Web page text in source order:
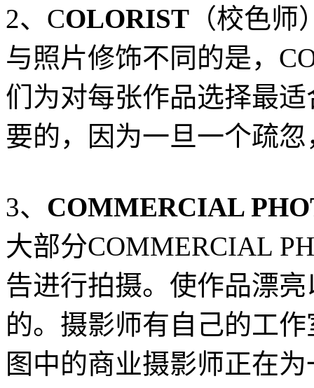
2、COLORIST （校色师
与照片修饰不同的是，
们为对每张作品选择最
要的，因为一旦一个疏
3、 COMMERCIAL
大部分COMMERCIAL
告进行拍摄。使作品漂
的。摄影师有自己的工作
图中的商业摄影师正在